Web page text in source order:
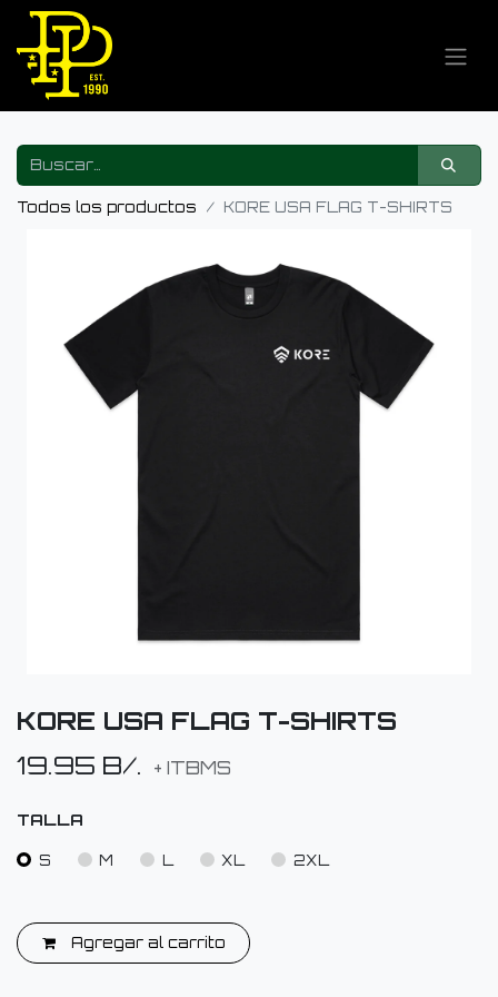
Todos los productos KORE USA FLAG T-SHIRTS
KORE USA FLAG T-SHIRTS
19.95 B/. + ITBMS
TALLA
S M L XL 2XL
Agregar al carrito